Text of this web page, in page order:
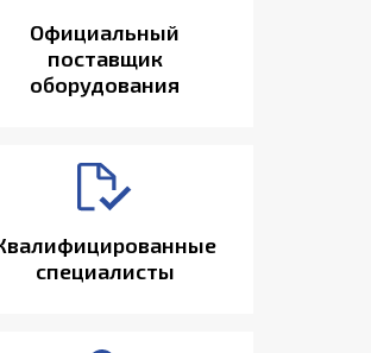
Официальный
поставщик
оборудования
специалисты